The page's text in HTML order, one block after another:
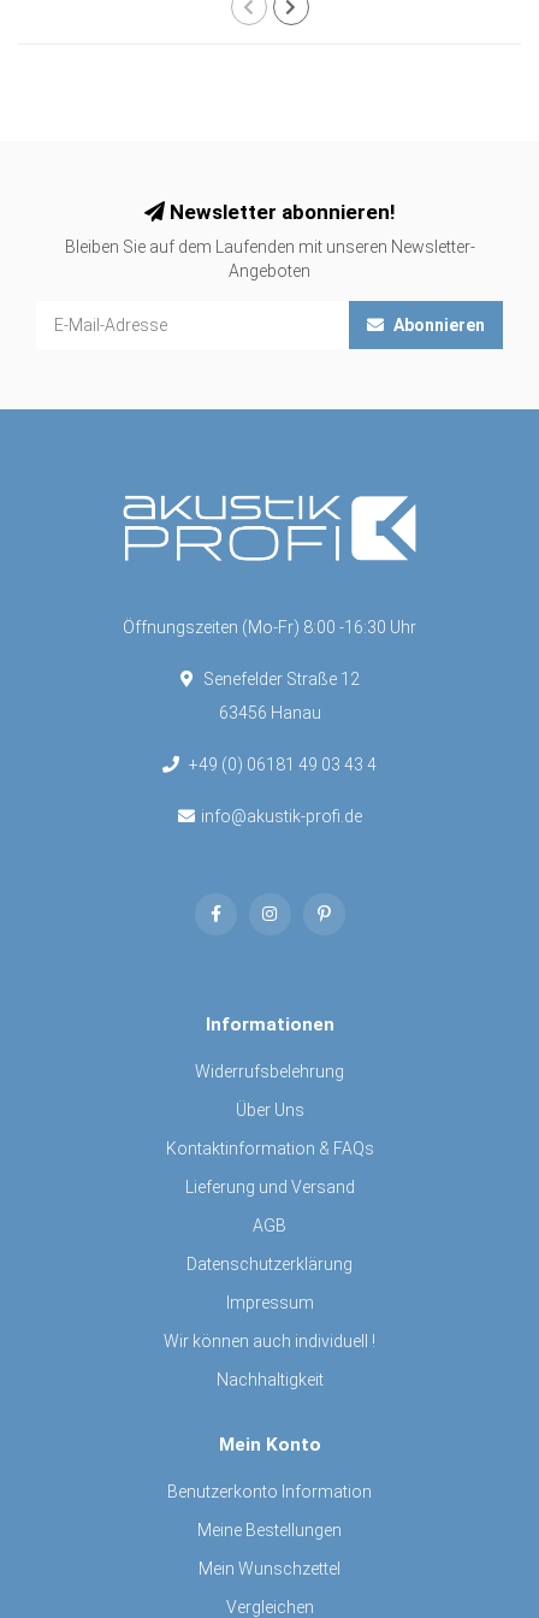
Newsletter abonnieren!
Bleiben Sie auf dem Laufenden mit unseren Newsletter-
Angeboten
Abonnieren
Öffnungszeiten (Mo-Fr) 8:00 -16:30 Uhr
Senefelder Straße 12
63456 Hanau
+49 (0) 06181 49 03 43 4
info@akustik-profi.de
Informationen
Widerrufsbelehrung
Über Uns
Kontaktinformation & FAQs
Lieferung und Versand
AGB
Datenschutzerklärung
Impressum
Wir können auch individuell !
Nachhaltigkeit
Mein Konto
Benutzerkonto Information
Meine Bestellungen
Mein Wunschzettel
Vergleichen